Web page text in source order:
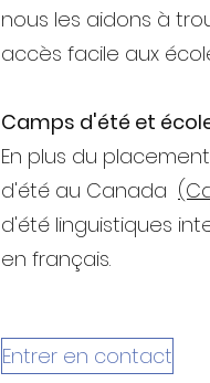
nous les aidons à
accès facile aux
Camps d'été et
En plus du
d'été au Canada
d'été linguistiques
en français.
Entrer en contact